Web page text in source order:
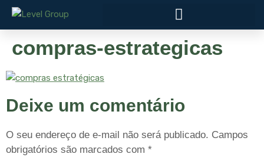
compras-estrategicas
Deixe um comentário
O seu endereço de e-mail não será publicado. Campos
obrigatórios são marcados com *